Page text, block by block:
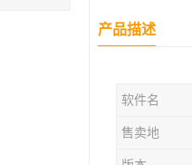
产品描述
软件名
售卖地